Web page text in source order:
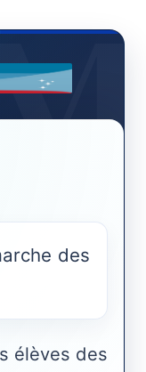
des
élèves des